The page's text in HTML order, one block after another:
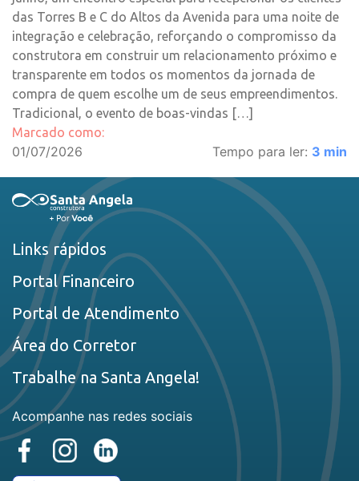
das Torres B e C do Altos da Avenida para uma noite de
integração e celebração, reforçando o compromisso da
construtora em construir um relacionamento próximo e
transparente em todos os momentos da jornada de
compra de quem escolhe um de seus empreendimentos.
Tradicional, o evento de boas-vindas […]
Marcado como:
01/07/2026 Tempo para ler: 3 min
Links rápidos
Portal Financeiro
Portal de Atendimento
Área do Corretor
Trabalhe na Santa Angela!
Acompanhe nas redes sociais